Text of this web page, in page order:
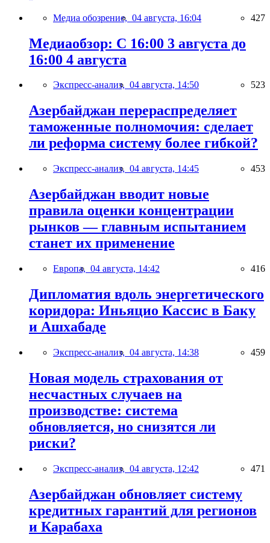
Медиа обозрение, 04 августа, 16:04 427
Медиаобзор: С 16:00 3 августа до
16:00 4 августа
Экспресс-анализ, 04 августа, 14:50 523
Азербайджан перераспределяет
таможенные полномочия: сделает
ли реформа систему более гибкой?
Экспресс-анализ, 04 августа, 14:45 453
Азербайджан вводит новые
правила оценки концентрации
рынков — главным испытанием
станет их применение
Европа, 04 августа, 14:42 416
Дипломатия вдоль энергетического
коридора: Иньяцио Кассис в Баку
и Ашхабаде
Экспресс-анализ, 04 августа, 14:38 459
Новая модель страхования от
несчастных случаев на
производстве: система
обновляется, но снизятся ли
риски?
Экспресс-анализ, 04 августа, 12:42 471
Азербайджан обновляет систему
кредитных гарантий для регионов
и Карабаха